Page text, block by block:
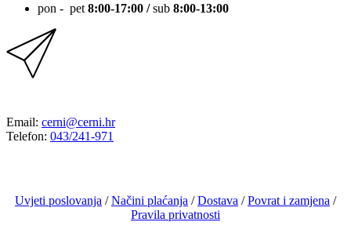
pon - pet 8:00-17:00 /sub 8:00-13:00
Email: cerni@cerni.hr
Telefon: 043/241-971
Uvjeti poslovanja /Načini plaćanja /Dostava /Povrat i zamjena /
Pravila privatnosti